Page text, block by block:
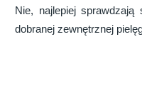
Nie, najlepiej sprawdzają
dobranej zewnętrznej